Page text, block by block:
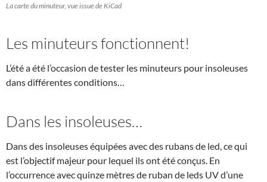
La carte du minuteur, vue issue de KiCad
Les minuteurs fonctionnent!
L’été a été l’occasion de tester les minuteurs pour insoleuses
dans différentes conditions…
Dans les insoleuses…
Dans des insoleuses équipées avec des rubans de led, ce qui
est l’objectif majeur pour lequel ils ont été conçus. En
l’occurrence avec quinze mètres de ruban de leds UV d’une